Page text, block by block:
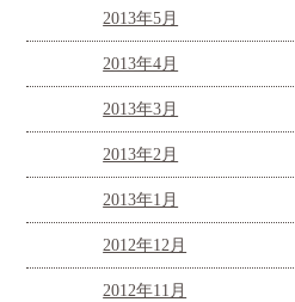
2013年5月
2013年4月
2013年3月
2013年2月
2013年1月
2012年12月
2012年11月